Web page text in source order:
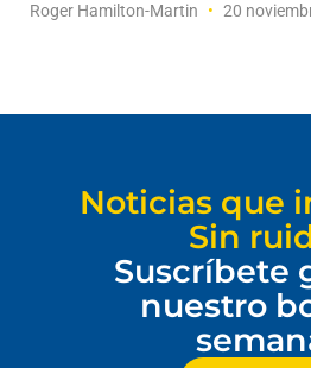
Roger Hamilton-Martin 20
Noticias que
Sin
Suscríbete
nuestro